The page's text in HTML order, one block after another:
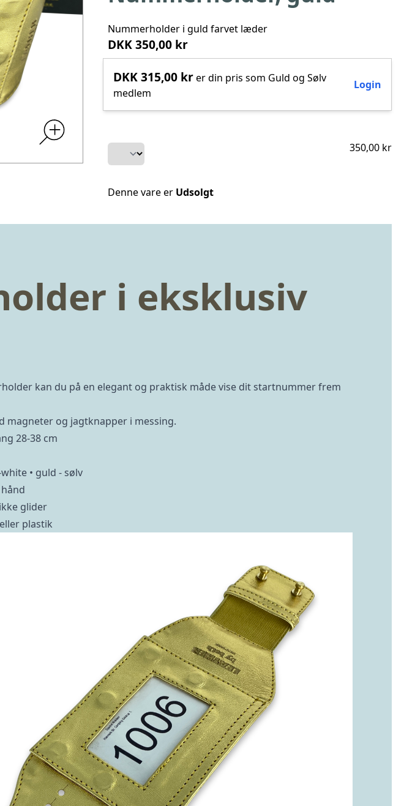
Nummerholder i guld farvet læder
DKK 350,00 kr
DKK 315,00 krer din pris som Guld og Sølv
medlem
Login
350,00 kr
Denne vare er Udsolgt
i eksklusiv
kan du på en elegant og praktisk måde vise dit startnummer frem
magneter og jagtknapper i messing.
28-38 cm
• guld - sølv
glider
plastik